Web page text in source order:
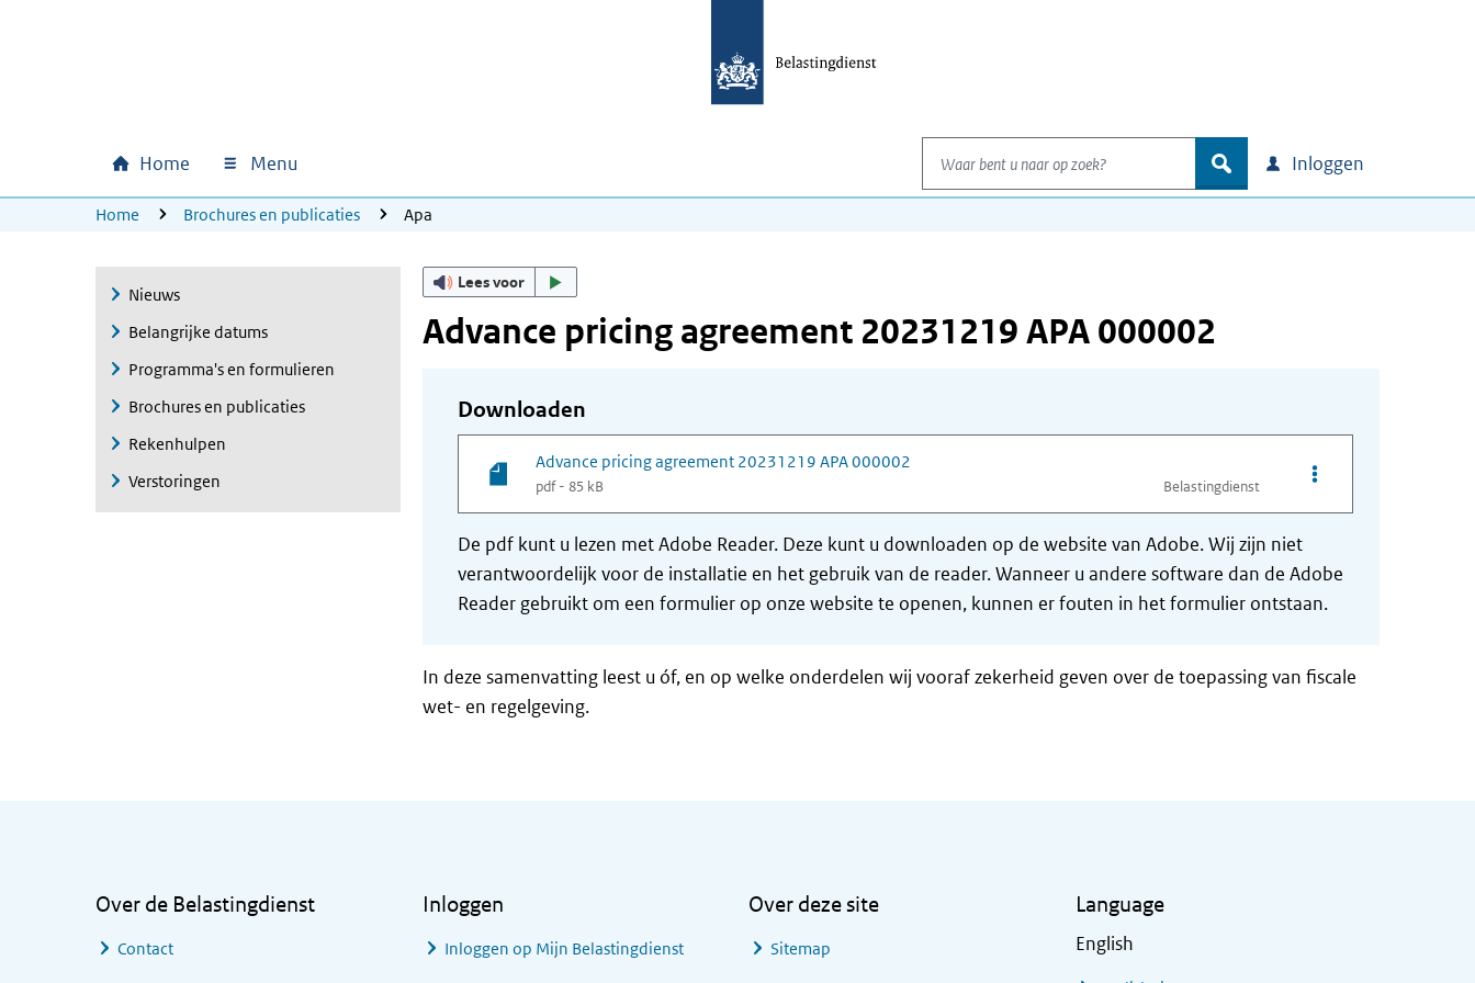
Hoofdnavigatie
Home Menu
Waar bent u naar op zoek?
zoek Inloggen
U bevindt zich hier:
Home Brochures en publicaties Apa
Nieuws
Belangrijke datums
Programma's en formulieren
Brochures en publicaties
Rekenhulpen
Verstoringen
Lees voor
Advance pricing agreement 20231219 APA 000002
Downloaden
Advance pricing agreement 20231219 APA 000002
pdf - 85 kB Belastingdienst
Opties van bestand
De pdf kunt u lezen met Adobe Reader. Deze kunt u downloaden op de website van Adobe. Wij zijn niet
verantwoordelijk voor de installatie en het gebruik van de reader. Wanneer u andere software dan de Adobe
Reader gebruikt om een formulier op onze website te openen, kunnen er fouten in het formulier ontstaan.
In deze samenvatting leest u óf, en op welke onderdelen wij vooraf zekerheid geven over de toepassing van fiscale
wet- en regelgeving.
Over de Belastingdienst
Contact
Inloggen
Inloggen op Mijn Belastingdienst
Over deze site
Sitemap
Language
English